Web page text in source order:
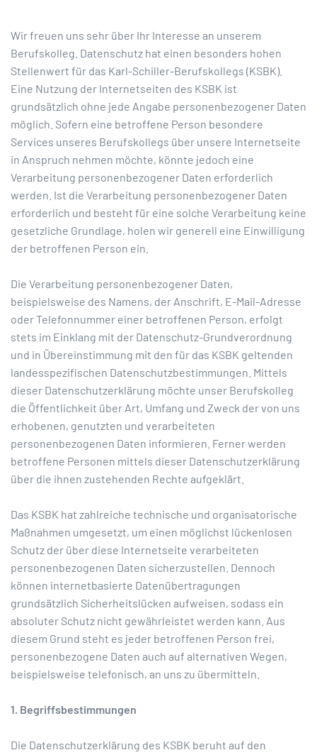
Wir freuen uns sehr über Ihr Interesse an unserem
Berufskolleg. Datenschutz hat einen besonders hohen
Stellenwert für das Karl-Schiller-Berufskollegs (KSBK).
Eine Nutzung der Internetseiten des KSBK ist
grundsätzlich ohne jede Angabe personenbezogener Daten
möglich. Sofern eine betroffene Person besondere
Services unseres Berufskollegs über unsere Internetseite
in Anspruch nehmen möchte, könnte jedoch eine
Verarbeitung personenbezogener Daten erforderlich
werden. Ist die Verarbeitung personenbezogener Daten
erforderlich und besteht für eine solche Verarbeitung keine
gesetzliche Grundlage, holen wir generell eine Einwilligung
der betroffenen Person ein.
Die Verarbeitung personenbezogener Daten,
beispielsweise des Namens, der Anschrift, E-Mail-Adresse
oder Telefonnummer einer betroffenen Person, erfolgt
stets im Einklang mit der Datenschutz-Grundverordnung
und in Übereinstimmung mit den für das KSBK geltenden
landesspezifischen Datenschutzbestimmungen. Mittels
dieser Datenschutzerklärung möchte unser Berufskolleg
die Öffentlichkeit über Art, Umfang und Zweck der von uns
erhobenen, genutzten und verarbeiteten
personenbezogenen Daten informieren. Ferner werden
betroffene Personen mittels dieser Datenschutzerklärung
über die ihnen zustehenden Rechte aufgeklärt.
Das KSBK hat zahlreiche technische und organisatorische
Maßnahmen umgesetzt, um einen möglichst lückenlosen
Schutz der über diese Internetseite verarbeiteten
personenbezogenen Daten sicherzustellen. Dennoch
können internetbasierte Datenübertragungen
grundsätzlich Sicherheitslücken aufweisen, sodass ein
absoluter Schutz nicht gewährleistet werden kann. Aus
diesem Grund steht es jeder betroffenen Person frei,
personenbezogene Daten auch auf alternativen Wegen,
beispielsweise telefonisch, an uns zu übermitteln.
1. Begriffsbestimmungen
Die Datenschutzerklärung des KSBK beruht auf den